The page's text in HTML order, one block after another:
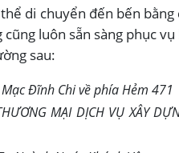
di chuyển đến bến
luôn sẵn sàng phục
sau:
Đĩnh Chi về phía Hẻm 471
MẠI DỊCH VỤ XÂY